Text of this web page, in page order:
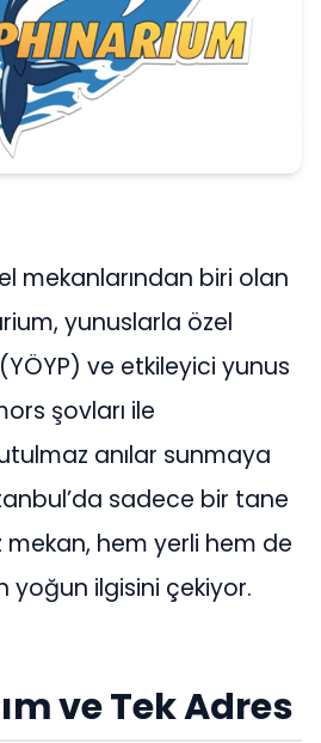
mekanlarından biri olan
yunuslarla özel
ve etkileyici yunus
şovları ile
anılar sunmaya
sadece bir tane
hem yerli hem de
yoğun ilgisini çekiyor.
ve Tek Adres